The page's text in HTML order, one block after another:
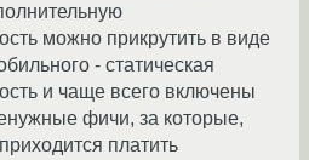
можно прикрутить в виде
- статическая
и чаще всего включены
фичи, за которые,
платить